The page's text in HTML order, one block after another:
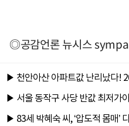
◎공감언론 뉴시스